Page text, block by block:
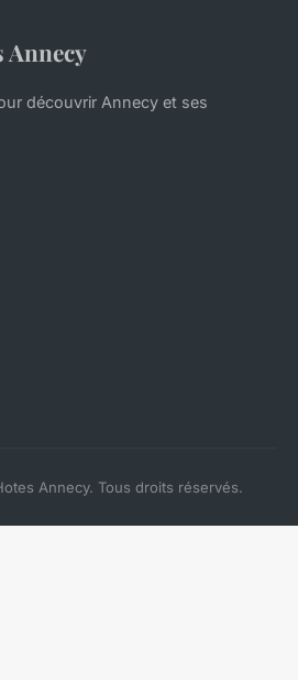
Annecy
découvrir Annecy et ses
Annecy. Tous droits réservés.